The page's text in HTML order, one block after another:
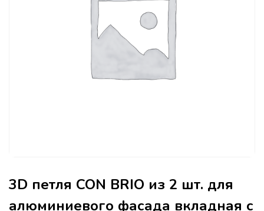
3D петля CON BRIO из 2 шт. для
алюминиевого фасада вкладная с